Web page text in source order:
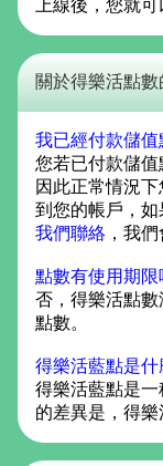
上線後，您就
關於得樂活點
我已經付款儲
您若已付款儲值
因此正常情況
到您的帳戶，
我們聯絡 ，我
點數有使用期限
否，得樂活點
點數。
得樂活藍點是什
得樂活藍點是
的差異是，得樂